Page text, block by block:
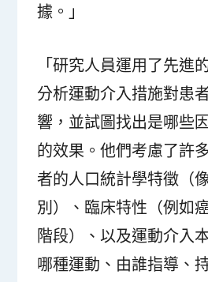
據。」
「研究人員運用了先進
分析運動介入措施對患
響，並試圖找出是哪些
的效果。他們考慮了許
者的人口統計學特徵（
別）、臨床特性（例如
階段）、以及運動介入
哪種運動、由誰指導、